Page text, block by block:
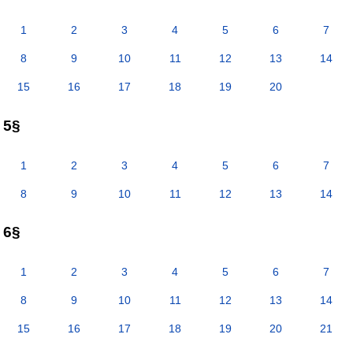
1 2 3 4 5 6 7
8 9 10 11 12 13 14
15 16 17 18 19 20
5§
1 2 3 4 5 6 7
8 9 10 11 12 13 14
6§
1 2 3 4 5 6 7
8 9 10 11 12 13 14
15 16 17 18 19 20 21